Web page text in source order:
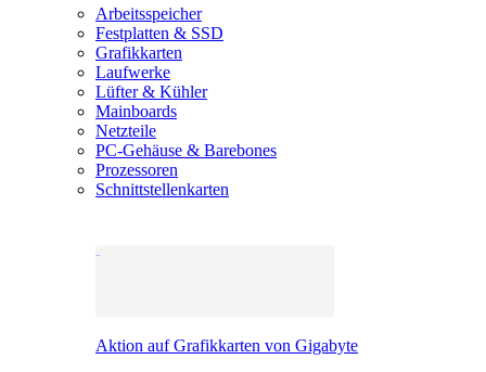
Arbeitsspeicher
Festplatten & SSD
Grafikkarten
Laufwerke
Lüfter & Kühler
Mainboards
Netzteile
PC-Gehäuse & Barebones
Prozessoren
Schnittstellenkarten
Aktion auf Grafikkarten von Gigabyte